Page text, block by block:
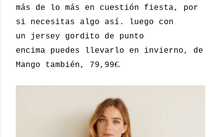
más de lo más en cuestión fiesta, por
si necesitas algo así. luego con
un jersey gordito de punto
encima puedes llevarlo en invierno, de
Mango también, 79,99€.